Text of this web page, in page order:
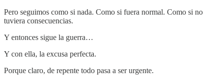
Pero seguimos como si nada. Como si fuera normal. Como si no
tuviera consecuencias.
Y entonces sigue la guerra…
Y con ella, la excusa perfecta.
Porque claro, de repente todo pasa a ser urgente.